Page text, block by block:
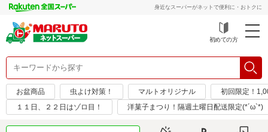
身近なスーパーがネットで便利に・おトクに
初めての方
お盆商品 虫よけ対策！ マルトオリジナル
初回限定！
１１日、２２日はゾロ目！
洋菓子まつり！隔週土曜日配送限定(*´ω`*)